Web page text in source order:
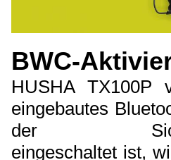
BWC-
HUSHA TX100P
eingebautes
der
eingeschaltet ist,